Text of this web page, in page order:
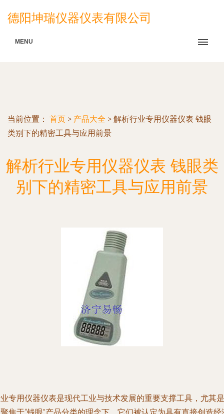
德阳坤瑞仪器仪表有限公司
MENU
当前位置： 首页 > 产品大全 > 解析行业专用仪器仪表 钱眼
类别下的精密工具与应用前景
解析行业专用仪器仪表 钱眼类
别下的精密工具与应用前景
专用仪器仪表是现代工业与技术发展的重要支撑工具，尤其是